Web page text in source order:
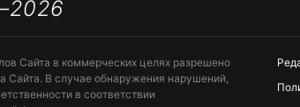
APPLE ID
Сайта в коммерческих целях разрешено
Сайта. В случае обнаружения нарушений,
в соответствии